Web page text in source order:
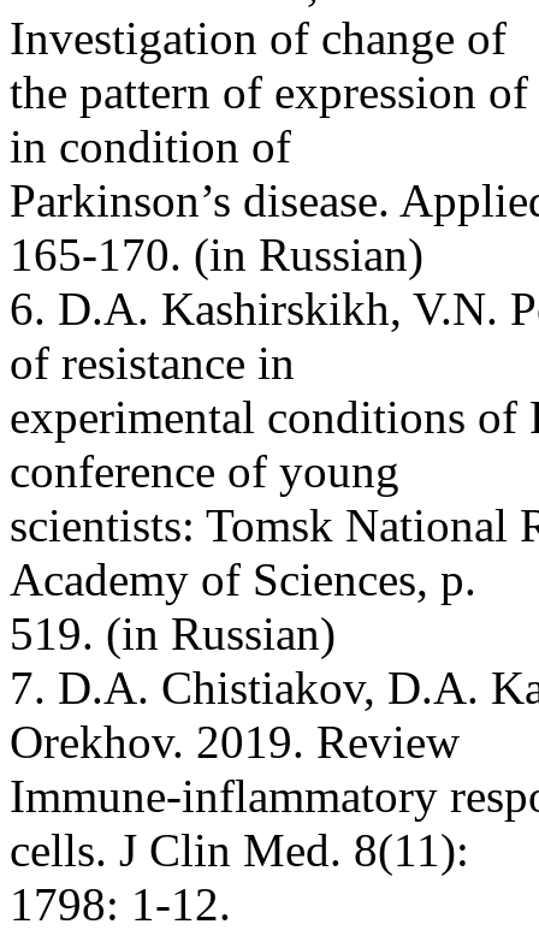
Investigation of change of
the pattern of expression
in condition of
Parkinson’s disease.
165-170. (in Russian)
6. D.A. Kashirskikh, V.N.
of resistance in
experimental conditions of
conference of young
scientists: Tomsk National
Academy of Sciences, p.
519. (in Russian)
7. D.A. Chistiakov, D.A.
Orekhov. 2019. Review
Immune-inflammatory
cells. J Clin Med. 8(11):
1798: 1-12.